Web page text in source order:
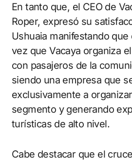
En tanto que, el CEO de
Roper, expresó su
Ushuaia manifestando que
vez que Vacaya organiza
con pasajeros de la
siendo una empresa que
exclusivamente a
segmento y generando
turísticas de alto nivel.
Cabe destacar que el